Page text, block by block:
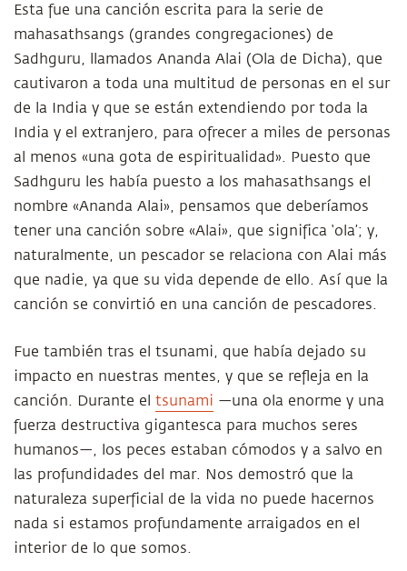
Esta fue una canción escrita para la serie de
mahasathsangs (grandes congregaciones) de
Sadhguru, llamados Ananda Alai (Ola de Dicha), que
cautivaron a toda una multitud de personas en el sur
de la India y que se están extendiendo por toda la
India y el extranjero, para ofrecer a miles de personas
al menos «una gota de espiritualidad». Puesto que
Sadhguru les había puesto a los mahasathsangs el
nombre «Ananda Alai», pensamos que deberíamos
tener una canción sobre «Alai», que significa ‘ola’; y,
naturalmente, un pescador se relaciona con Alai más
que nadie, ya que su vida depende de ello. Así que la
canción se convirtió en una canción de pescadores.
Fue también tras el tsunami, que había dejado su
impacto en nuestras mentes, y que se refleja en la
canción. Durante el tsunami —una ola enorme y una
fuerza destructiva gigantesca para muchos seres
humanos—, los peces estaban cómodos y a salvo en
las profundidades del mar. Nos demostró que la
naturaleza superficial de la vida no puede hacernos
nada si estamos profundamente arraigados en el
interior de lo que somos.